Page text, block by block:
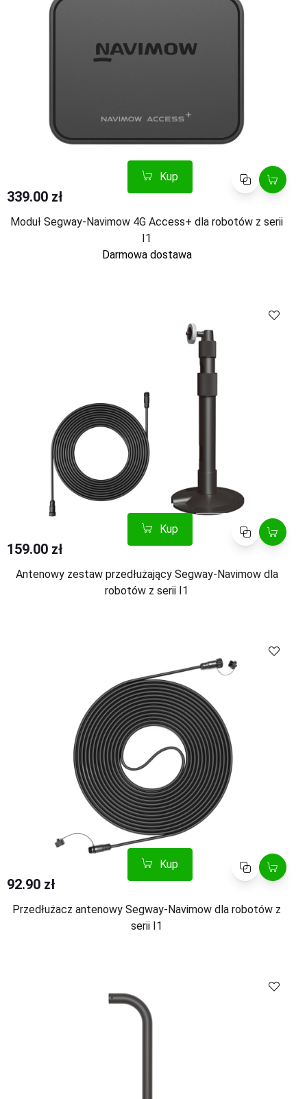
Kup Porównaj
339.00 zł
Moduł Segway-Navimow 4G Access+ dla robotów z serii
I1
Darmowa dostawa
Kup Porównaj
159.00 zł
Antenowy zestaw przedłużający Segway-Navimow dla
robotów z serii I1
Kup Porównaj
92.90 zł
Przedłużacz antenowy Segway-Navimow dla robotów z
serii I1